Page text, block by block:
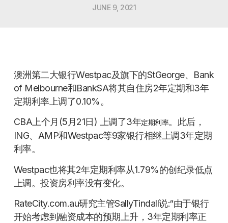
JUNE 9, 2021
澳洲第二大银行Westpac及旗下的StGeorge、Bank
of Melbourne和BankSA将其自住房2年定期和3年
定期利率上调了0.10%。
CBA上个月(5月21日) 上调了3年定期利率。此后，
ING、AMP和Westpac等9家银行相继上调3年定期
利率。
Westpac也将其2年定期利率从1.79%的创纪录低点
上调。投资房利率没有变化。
RateCity.com.au研究主管SallyTindall说:“由于银行
开始考虑到融资成本的预期上升，3年定期利率正